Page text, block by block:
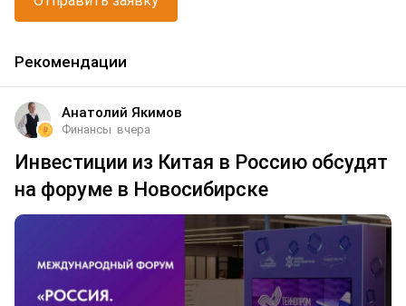
Рекомендации
Анатолий Якимов
Финансы вчера
Инвестиции из Китая в Россию обсудят
на форуме в Новосибирске